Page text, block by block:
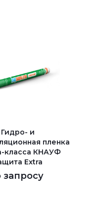
Гидро- и
пленка
класса КНАУФ
Extra
запросу